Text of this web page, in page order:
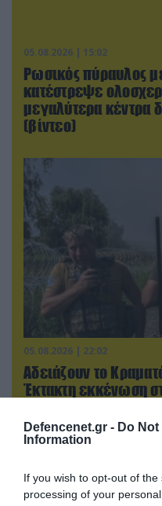
Defencenet.gr - Do
Information
If you wish to opt-out of
processing of your
05.08.2026 | 15:02
Ρωσικός πύραυλος
κατέστρεψε
μεγαλύτερα κέντρα
(βίντεο)
05.08.2026 | 22:02
Αδειάζουν το
Έκτακτη εκκένωση